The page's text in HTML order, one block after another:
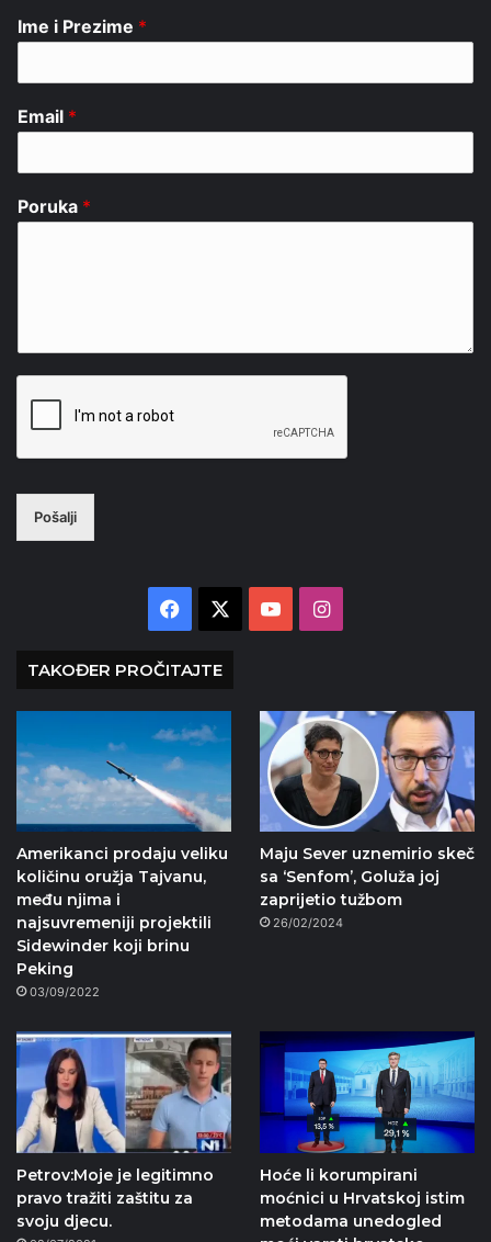
Ime i Prezime *
Email *
Poruka *
Pošalji
Facebook YouTubeInstagram
TAKOĐER PROČITAJTE
Amerikanci prodaju veliku
količinu oružja Tajvanu,
među njima i
najsuvremeniji projektili
Sidewinder koji brinu
Peking
03/09/2022
Maju Sever uznemirio skeč
sa ‘Senfom’, Goluža joj
zaprijetio tužbom
26/02/2024
Petrov:Moje je legitimno
pravo tražiti zaštitu za
svoju djecu.
Hoće li korumpirani
moćnici u Hrvatskoj istim
metodama unedogled